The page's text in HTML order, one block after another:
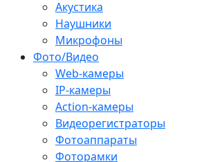
Акустика
Наушники
Микрофоны
Фото/Видео
Web-камеры
IP-камеры
Action-камеры
Видеорегистраторы
Фотоаппараты
Фоторамки